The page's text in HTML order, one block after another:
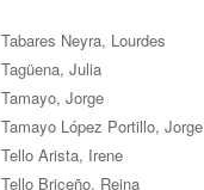
Tabares Neyra, Lourdes
Tagüena, Julia
Tamayo, Jorge
Tamayo López Portillo, Jorge
Tello Arista, Irene
Tello Briceño, Reina